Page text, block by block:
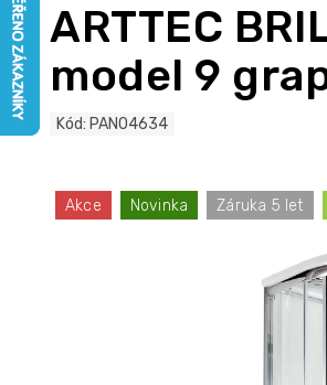
ARTTEC
model 9
Kód: PAN04634
Akce Novinka Záruka 5 let